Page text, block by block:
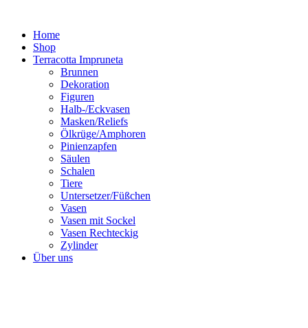
springenHome
Shop
Terracotta Impruneta
Brunnen
Dekoration
Figuren
Halb-/Eckvasen
Masken/Reliefs
Ölkrüge/Amphoren
Pinienzapfen
Säulen
Schalen
Tiere
Untersetzer/Füßchen
Vasen
Vasen mit Sockel
Vasen Rechteckig
Zylinder
Über uns